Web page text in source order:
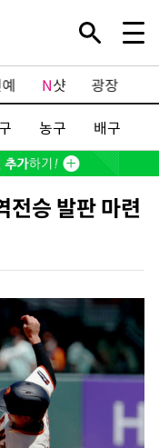
N샷 광장
농구 배구
전승 발판 마련